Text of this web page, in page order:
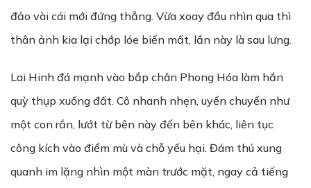
đảo vài cái mới đứng thẳng. Vừa xoay đầu nhìn qua thì
thân ảnh kia lại chớp lóe biến mất, lần này là sau lưng.
Lai Hinh đá mạnh vào bắp chân Phong Hóa làm hắn
quỳ thụp xuống đất. Cô nhanh nhẹn, uyển chuyển như
một con rắn, lướt từ bên này đến bên khác, liên tục
công kích vào điểm mù và chỗ yếu hại. Đám thú xung
quanh im lặng nhìn một màn trước mặt, ngay cả tiếng